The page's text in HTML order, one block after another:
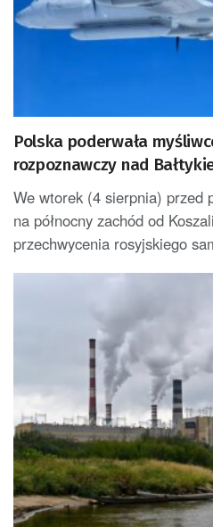
Polska poderwała
rozpoznawczy nad
We wtorek (4 sierpnia) przed
na północny zachód od
przechwycenia rosyjskiego